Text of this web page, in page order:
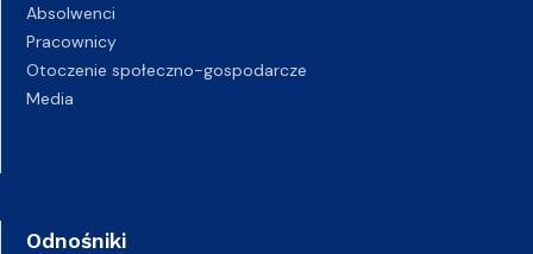
Absolwenci
Pracownicy
Otoczenie społeczno-gospodarcze
Media
Odnośniki